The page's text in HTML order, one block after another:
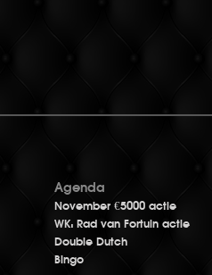
Agenda
November €5000 actie
WK: Rad van Fortuin actie
Double Dutch
Bingo